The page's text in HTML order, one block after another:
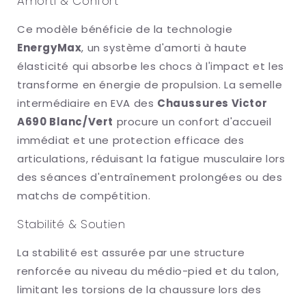
Ce modèle bénéficie de la technologie
EnergyMax, un système d'amorti à haute
élasticité qui absorbe les chocs à l'impact et les
transforme en énergie de propulsion. La semelle
intermédiaire en EVA des Chaussures Victor
A690 Blanc/Vert procure un confort d'accueil
immédiat et une protection efficace des
articulations, réduisant la fatigue musculaire lors
des séances d'entraînement prolongées ou des
matchs de compétition.
Stabilité & Soutien
La stabilité est assurée par une structure
renforcée au niveau du médio-pied et du talon,
limitant les torsions de la chaussure lors des